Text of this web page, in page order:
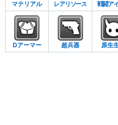
マテリアル レアリソース 戦闘ア
Dアーマー 超兵器 原生